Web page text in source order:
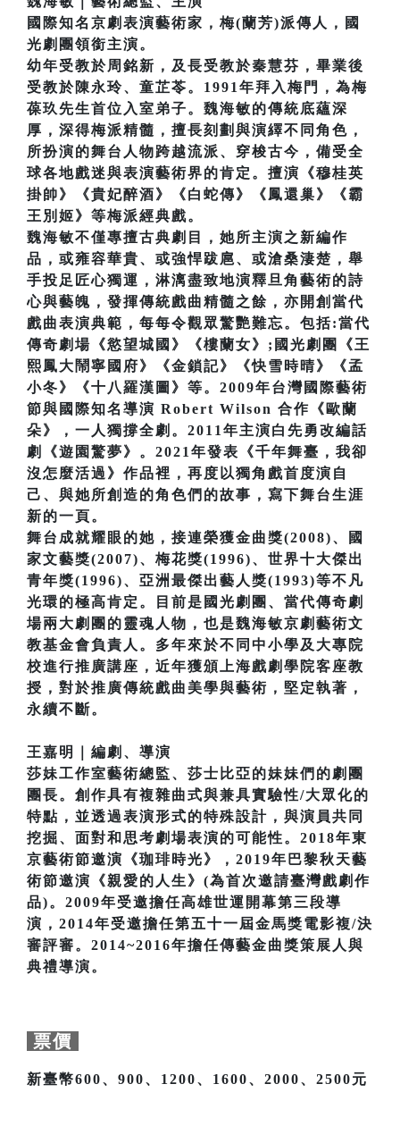
國際知名京劇表演藝術家，梅(蘭芳)派傳人，國
光劇團領銜主演。
幼年受教於周銘新，及長受教於秦慧芬，畢業後
受教於陳永玲、童芷苓。1991年拜入梅門，為梅
葆玖先生首位入室弟子。魏海敏的傳統底蘊深
厚，深得梅派精髓，擅長刻劃與演繹不同角色，
所扮演的舞台人物跨越流派、穿梭古今，備受全
球各地戲迷與表演藝術界的肯定。擅演《穆桂英
掛帥》《貴妃醉酒》《白蛇傳》《鳳還巢》《霸
王別姬》等梅派經典戲。
魏海敏不僅專擅古典劇目，她所主演之新編作
品，或雍容華貴、或強悍跋扈、或滄桑淒楚，舉
手投足匠心獨運，淋漓盡致地演釋旦角藝術的詩
心與藝魄，發揮傳統戲曲精髓之餘，亦開創當代
戲曲表演典範，每每令觀眾驚艷難忘。包括:當代
傳奇劇場《慾望城國》《樓蘭女》;國光劇團《王
熙鳳大鬧寧國府》《金鎖記》《快雪時晴》《孟
小冬》《十八羅漢圖》等。2009年台灣國際藝術
節與國際知名導演 Robert Wilson 合作《歐蘭
朵》，一人獨撐全劇。2011年主演白先勇改編話
劇《遊園驚夢》。2021年發表《千年舞臺，我卻
沒怎麼活過》作品裡，再度以獨角戲首度演自
己、與她所創造的角色們的故事，寫下舞台生涯
新的一頁。
舞台成就耀眼的她，接連榮獲金曲獎(2008)、國
家文藝獎(2007)、梅花獎(1996)、世界十大傑出
青年獎(1996)、亞洲最傑出藝人獎(1993)等不凡
光環的極高肯定。目前是國光劇團、當代傳奇劇
場兩大劇團的靈魂人物，也是魏海敏京劇藝術文
教基金會負責人。多年來於不同中小學及大專院
校進行推廣講座，近年獲頒上海戲劇學院客座教
授，對於推廣傳統戲曲美學與藝術，堅定執著，
永續不斷。
王嘉明｜編劇、導演
莎妹工作室藝術總監、莎士比亞的妹妹們的劇團
團長。創作具有複雜曲式與兼具實驗性/大眾化的
特點，並透過表演形式的特殊設計，與演員共同
挖掘、面對和思考劇場表演的可能性。2018年東
京藝術節邀演《珈琲時光》，2019年巴黎秋天藝
術節邀演《親愛的人生》(為首次邀請臺灣戲劇作
品)。2009年受邀擔任高雄世運開幕第三段導
演，2014年受邀擔任第五十一屆金馬獎電影複/決
審評審。2014~2016年擔任傳藝金曲獎策展人與
典禮導演。
票價
新臺幣600、900、1200、1600、2000、2500元